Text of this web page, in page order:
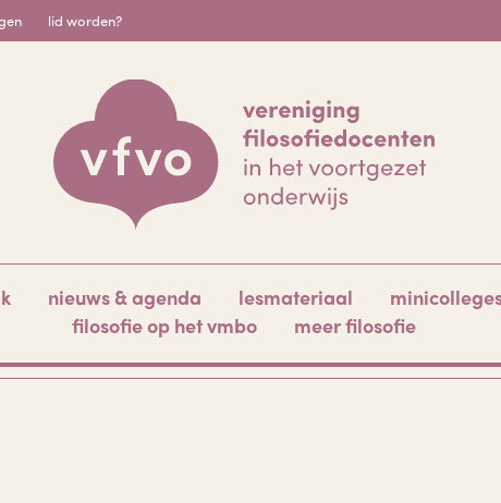
lid worden?
nieuws & agenda lesmateriaal
filosofie op het vmbo
meer filosofie